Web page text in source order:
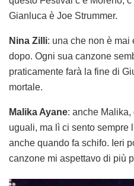
Gianluca è Joe Strummer.
Nina Zilli: una che non è mai
dopo. Ogni sua canzone
praticamente farà la fine di
mortale.
Malika Ayane: anche
uguali, ma lì ci sento sempre
anche quando fa schifo. Ieri
canzone mi aspettavo di più